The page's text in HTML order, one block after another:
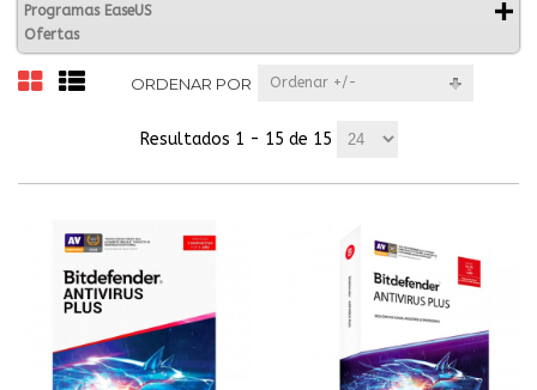
Programas EaseUS
Ofertas
ORDENAR POR Ordenar +/-
Resultados 1 - 15 de 15